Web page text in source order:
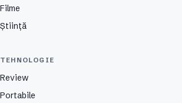
Filme
Știință
TEHNOLOGIE
Review
Portabile